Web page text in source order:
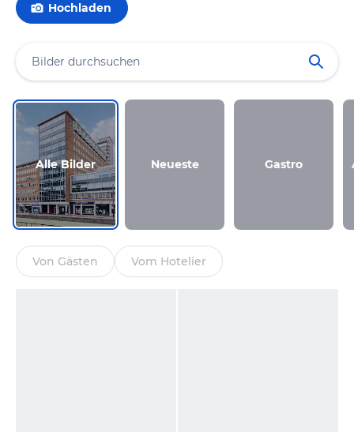
Hochladen
Alle Bilder Neueste Gastro
Von Gästen Vom Hotelier